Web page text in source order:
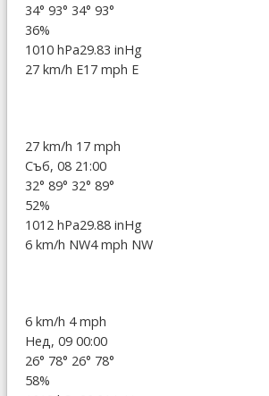
34° 93° 34° 93°
36%
1010 hPa29.83 inHg
27 km/h E17 mph E
27 km/h 17 mph
Съб, 08 21:00
32° 89° 32° 89°
52%
1012 hPa29.88 inHg
6 km/h NW4 mph NW
6 km/h 4 mph
Нед, 09 00:00
26° 78° 26° 78°
58%